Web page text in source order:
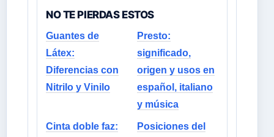
NO TE PIERDAS ESTOS
Guantes de
Látex:
Diferencias con
Nitrilo y Vinilo
Presto:
significado,
origen y usos en
español, italiano
y música
Cinta doble faz:
Posiciones del